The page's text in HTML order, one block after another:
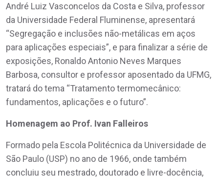
André Luiz Vasconcelos da Costa e Silva, professor
da Universidade Federal Fluminense, apresentará
“Segregação e inclusões não-metálicas em aços
para aplicações especiais”, e para finalizar a série de
exposições, Ronaldo Antonio Neves Marques
Barbosa, consultor e professor aposentado da UFMG,
tratará do tema “Tratamento termomecânico:
fundamentos, aplicações e o futuro”.
Homenagem ao Prof. Ivan Falleiros
Formado pela Escola Politécnica da Universidade de
São Paulo (USP) no ano de 1966, onde também
concluiu seu mestrado, doutorado e livre-docência,